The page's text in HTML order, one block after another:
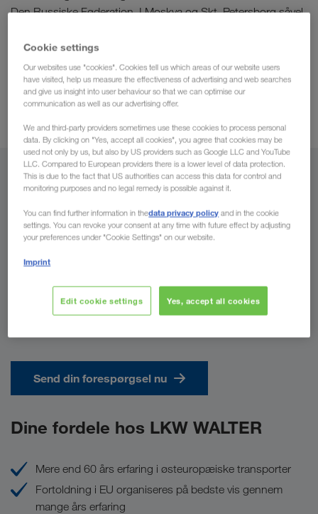
Den Russiske Føderation. I Moskva og Skt. Petersborg såvel
LKW WALTER, din Europatransportør, organiserer
lastbiltransporter (full loads) fra hele Rusland til alle
Europas landeog retur. Du profiterer af voresmangeårige
Østeuropa-erfaring.Vi er også aktive inden for
Fra
Danmark
Send din forespørgsel nu
Dine fordele hos LKW WALTER
Mere end 60 års erfaring i østeuropæiske transporter
Fortoldning i EU organiseres på bedste vis gennem
mange års erfaring
Cookie settings
Our websites use "cookies". Cookies tell us which areas of our website users
have visited, help us measure the effectiveness of advertising and web searches
and give us insight into user behaviour so that we can optimise our
communication as well as our advertising offer.
We and third-party providers sometimes use these cookies to process personal
data. By clicking on "Yes, accept all cookies", you agree that cookies may be
used not only by us, but also by US providers such as Google LLC and YouTube
LLC. Compared to European providers there is a lower level of data protection.
This is due to the fact that US authorities can access this data for control and
monitoring purposes and no legal remedy is possible against it.
You can find further information in thedata privacy policy and in the cookie
settings. You can revoke your consent at any time with future effect by adjusting
your preferences under "Cookie Settings" on our website.
Imprint
Edit cookie settings Yes, accept all cookies